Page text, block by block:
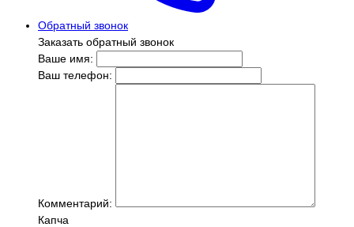
Обратный звонок
Заказать обратный звонок
Ваше имя:
Ваш телефон:
Комментарий:
Капча